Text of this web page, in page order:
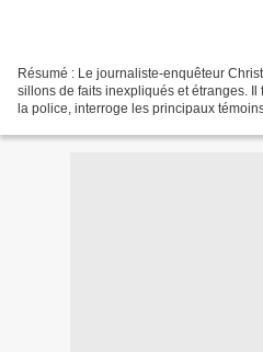
Résumé : Le journaliste-enquêteur
sillons de faits inexpliqués et étranges.
la police, interroge les principaux